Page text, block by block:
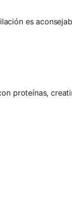
es
proteínas,